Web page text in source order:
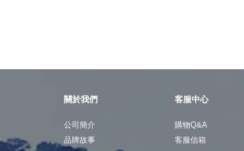
關於我們
公司簡介
品牌故事
客服中心
購物Q&A
客服信箱